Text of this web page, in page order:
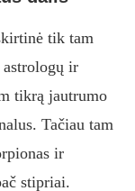
tik tam
astrologų ir
tikrą jautrumo
Tačiau tam
ir
stipriai.